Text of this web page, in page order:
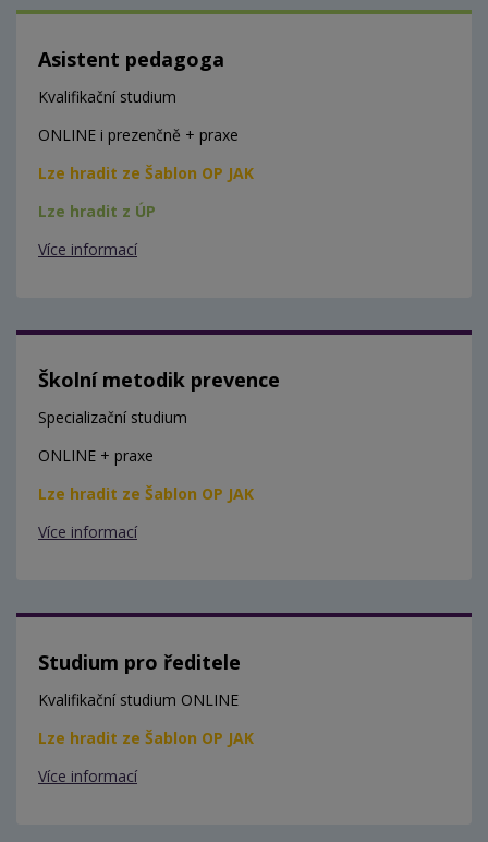
Asistent pedagoga
Kvalifikační studium
ONLINE i prezenčně + praxe
Lze hradit ze Šablon OP JAK
Lze hradit z ÚP
Více informací
Školní metodik prevence
Specializační studium
ONLINE + praxe
Lze hradit ze Šablon OP JAK
Více informací
Studium pro ředitele
Kvalifikační studium ONLINE
Lze hradit ze Šablon OP JAK
Více informací